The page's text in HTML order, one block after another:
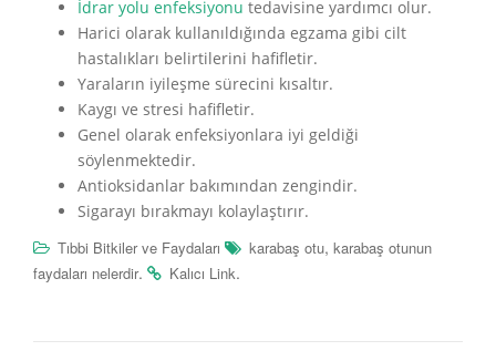
İdrar yolu enfeksiyonu tedavisine yardımcı olur.
Harici olarak kullanıldığında egzama gibi cilt
hastalıkları belirtilerini hafifletir.
Yaraların iyileşme sürecini kısaltır.
Kaygı ve stresi hafifletir.
Genel olarak enfeksiyonlara iyi geldiği
söylenmektedir.
Antioksidanlar bakımından zengindir.
Sigarayı bırakmayı kolaylaştırır.
Tıbbi Bitkiler ve Faydaları
karabaş otu, karabaş otunun
faydaları nelerdir. Kalıcı Link.